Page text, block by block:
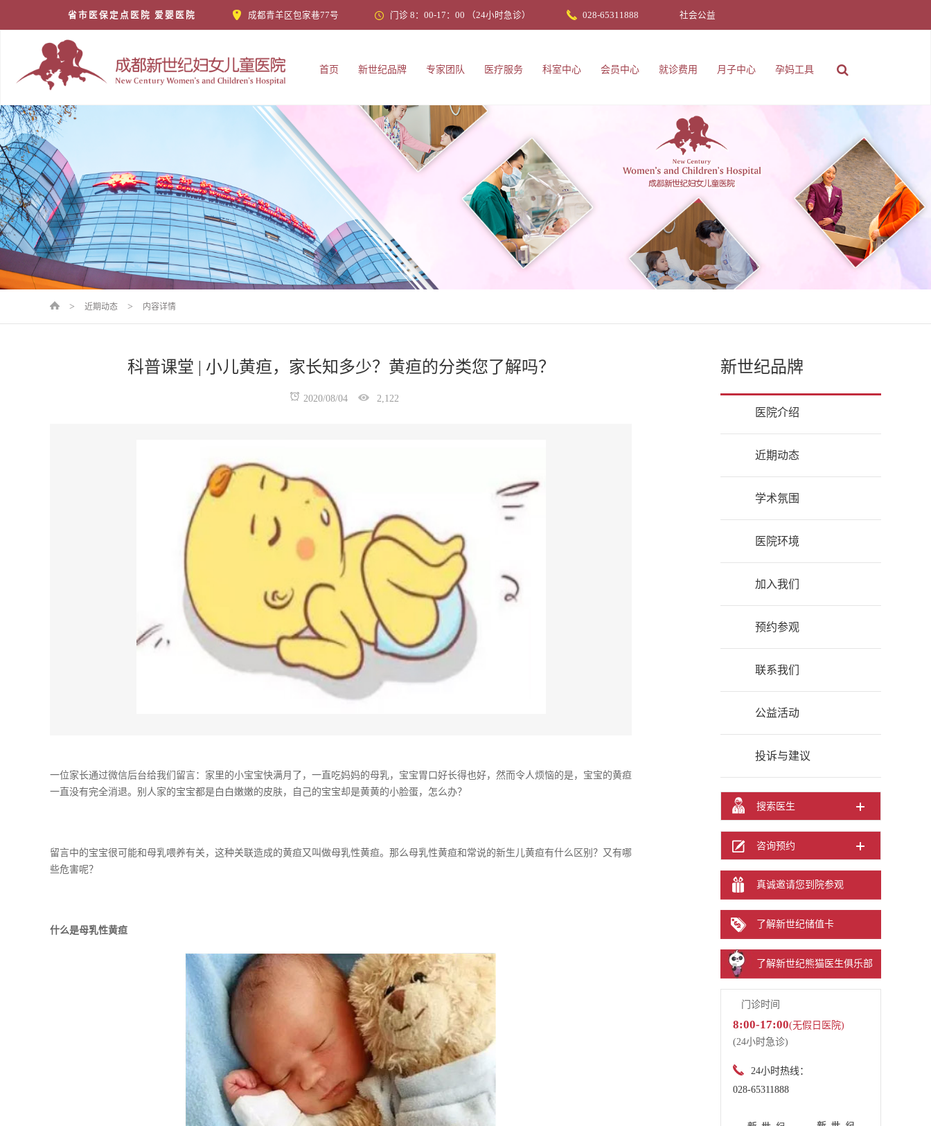
省市医保定点医院 爱婴医院 成都青羊区包家巷77号 门诊 8：00-17：00 （24小时急诊） 028-65311888 社会公益
首页 新世纪品牌 专家团队 医疗服务 科室中心 会员中心 就诊费用 月子中心 孕妈工具
> 近期动态 > 内容详情
科普课堂 | 小儿黄疸，家长知多少？黄疸的分类您了解吗？
2020/08/04 2,122
一位家长通过微信后台给我们留言：家里的小宝宝快满月了，一直吃妈妈的母乳，宝宝胃口好长得也好，然而令人烦恼的是，宝宝的黄疸
一直没有完全消退。别人家的宝宝都是白白嫩嫩的皮肤，自己的宝宝却是黄黄的小脸蛋，怎么办？
留言中的宝宝很可能和母乳喂养有关，这种关联造成的黄疸又叫做母乳性黄疸。那么母乳性黄疸和常说的新生儿黄疸有什么区别？又有哪
些危害呢？
什么是母乳性黄疸
新世纪品牌
医院介绍
近期动态
学术氛围
医院环境
加入我们
预约参观
联系我们
公益活动
投诉与建议
搜索医生
咨询预约
真诚邀请您到院参观
了解新世纪储值卡
了解新世纪熊猫医生俱乐部
门诊时间
8:00-17:00(无假日医院)
(24小时急诊)
24小时热线：
028-65311888